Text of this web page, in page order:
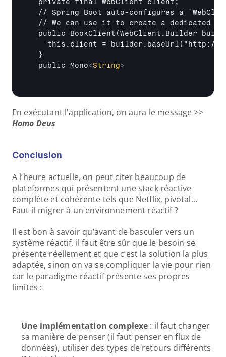
  private final WebClient client;
// Spring Boot auto-configures a
// We can use it to create a dedicated
public BookClient(WebClient.Builder
this.client =
  }
  public Mono
<String>
En exécutant l'application, on aura le message >>
Homo Deus
Conclusion
A l’heure actuelle, on peut citer beaucoup de
plateformes qui présentent une stack réactive
complète et cohérente tels que Netflix, pivotal...
Faut-il migrer à un environnement réactif ?
Il est bon à savoir qu’avant de basculer vers un
système réactif, il faut être sûr que le besoin se
présente réellement et que c’est la solution la plus
adaptée, sinon on va se compliquer la vie pour rien
car le paradigme réactif présente ses propres
limites :
Une implémentation complexe : il faut changer
sa manière de penser (il faut penser en flux de
données), utiliser des types de retours différents